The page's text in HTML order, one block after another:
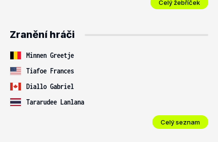
Celý žebříček
Zranění hráči
Minnen Greetje
Tiafoe Frances
Diallo Gabriel
Tararudee Lanlana
Celý seznam